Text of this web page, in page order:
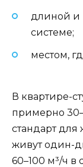
длиной и
системе;
местом,
В квартире-
примерно
стандарт
живут один-
60–100 м³/ч